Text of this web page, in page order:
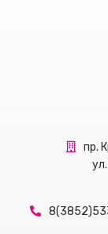
пр.